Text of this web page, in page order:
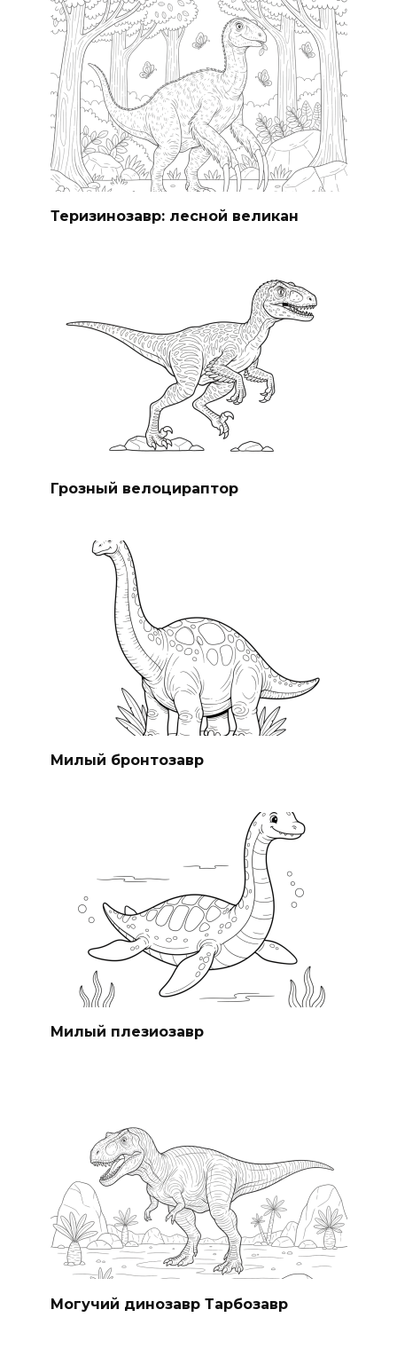
Теризинозавр: лесной великан
Грозный велоцираптор
Милый бронтозавр
Милый плезиозавр
Могучий динозавр Тарбозавр